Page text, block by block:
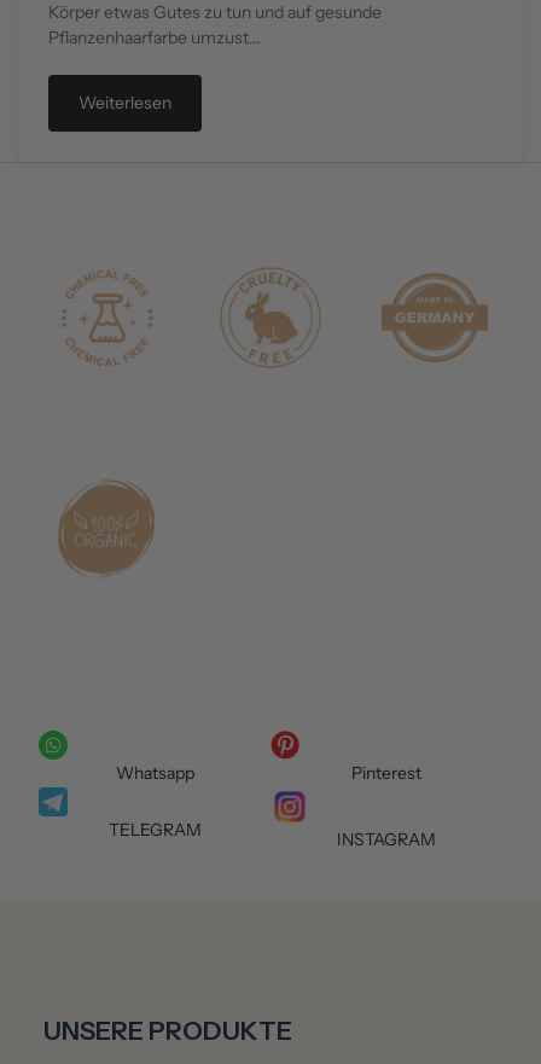
Körper etwas Gutes zu tun und auf gesunde
Pflanzenhaarfarbe umzust...
Weiterlesen
Whatsapp Pinterest
TELEGRAM INSTAGRAM
UNSERE PRODUKTE